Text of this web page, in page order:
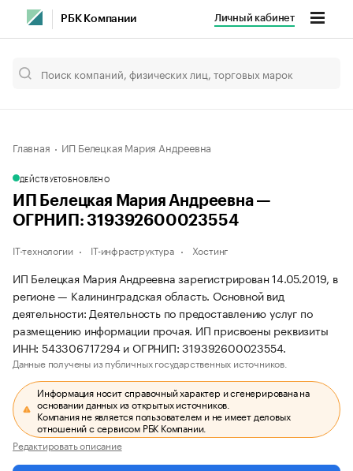
РБК Компании Личный кабинет
Главная ИП Белецкая Мария Андреевна
ДЕЙСТВУЕТОБНОВЛЕНО
ИП Белецкая Мария Андреевна —
ОГРНИП: 319392600023554
IT-технологии IT-инфраструктура Хостинг
ИП Белецкая Мария Андреевна зарегистрирован 14.05.2019, в
регионе — Калининградская область. Основной вид
деятельности: Деятельность по предоставлению услуг по
размещению информации прочая. ИП присвоены реквизиты
ИНН: 543306717294 и ОГРНИП: 319392600023554.
Данные получены из публичных государственных источников.
Информация носит справочный характер и сгенерирована на
основании данных из открытых источников.
Компания не является пользователем и не имеет деловых
отношений с сервисом РБК Компании.
Редактировать описание